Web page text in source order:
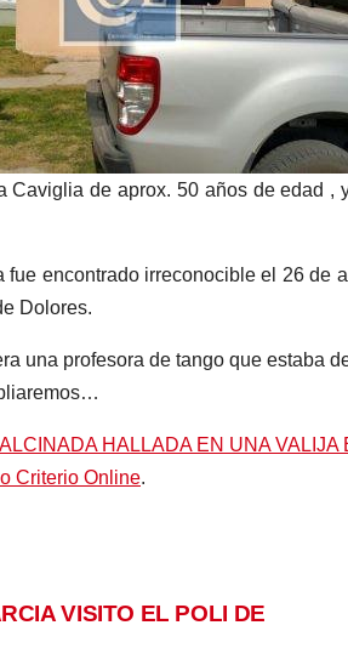
Caviglia de aprox. 50 años de edad
fue encontrado irreconocible el 26 de
Dolores.
una profesora de tango que estaba
HALLADA EN UNA
Criterio Online.
VISITO EL POLI DE